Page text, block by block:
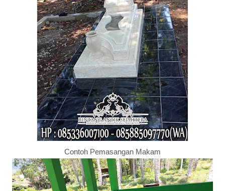
Contoh Pemasangan Makam